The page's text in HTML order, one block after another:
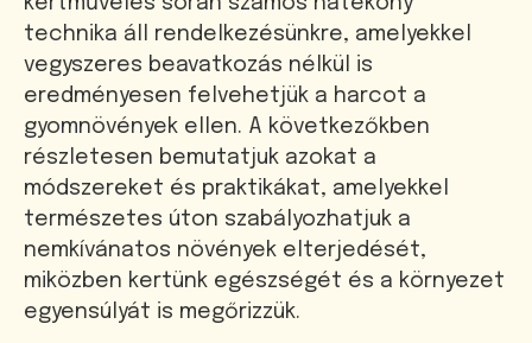
technika áll rendelkezésünkre, amelyekkel
vegyszeres beavatkozás nélkül is
eredményesen felvehetjük a harcot a
gyomnövények ellen. A következőkben
részletesen bemutatjuk azokat a
módszereket és praktikákat, amelyekkel
természetes úton szabályozhatjuk a
nemkívánatos növények elterjedését,
miközben kertünk egészségét és a környezet
egyensúlyát is megőrizzük.